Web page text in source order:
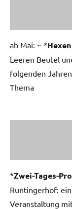
ab Mai: ~ *Hexen
Leeren Beutel
folgenden
Thema
*Zwei-Tages-
Runtingerhof:
Veranstaltung